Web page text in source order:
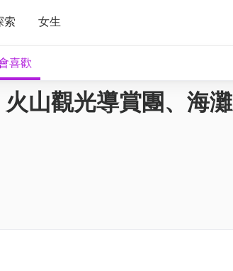
索 女生
喜歡
山觀光導賞團、海